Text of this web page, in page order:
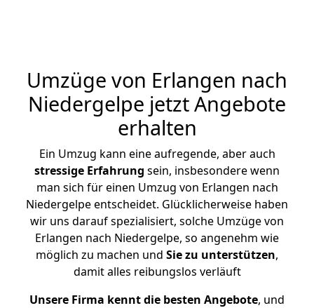
Umzüge von Erlangen nach
Niedergelpe jetzt Angebote
erhalten
Ein Umzug kann eine aufregende, aber auch
stressige Erfahrung sein, insbesondere wenn
man sich für einen Umzug von Erlangen nach
Niedergelpe entscheidet. Glücklicherweise haben
wir uns darauf spezialisiert, solche Umzüge von
Erlangen nach Niedergelpe, so angenehm wie
möglich zu machen und Sie zu unterstützen,
damit alles reibungslos verläuft
Unsere Firma kennt die besten Angebote, und